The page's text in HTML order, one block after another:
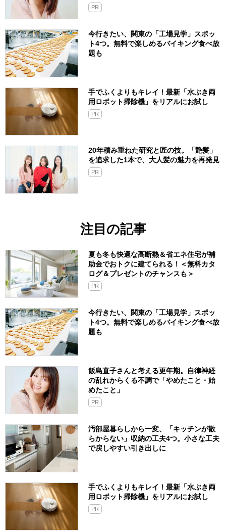
PR
今行きたい、関東の「工場見学」スポッ
ト4つ。無料で楽しめるバイキング食べ放
題も
手でふくよりもキレイ！最新「水ぶき両
用ロボット掃除機」をリアルにお試し
PR
20年積み重ねた研究と匠の技。「艶髪」
を追求した1本で、大人髪の魅力を再発見
PR
注目の記事
夏も冬も快適な高断熱＆省エネ住宅が補
助金でおトクに建てられる！＜無料カタ
ログ＆プレゼントのチャンスも＞
PR
今行きたい、関東の「工場見学」スポッ
ト4つ。無料で楽しめるバイキング食べ放
題も
飯島直子さんと考える更年期。自律神経
の乱れからくる不調で「やめたこと・始
めたこと」
PR
汚部屋暮らしから一変、「キッチンが散
らからない」収納の工夫4つ。小さな工夫
で戻しやすい引き出しに
手でふくよりもキレイ！最新「水ぶき両
用ロボット掃除機」をリアルにお試し
PR